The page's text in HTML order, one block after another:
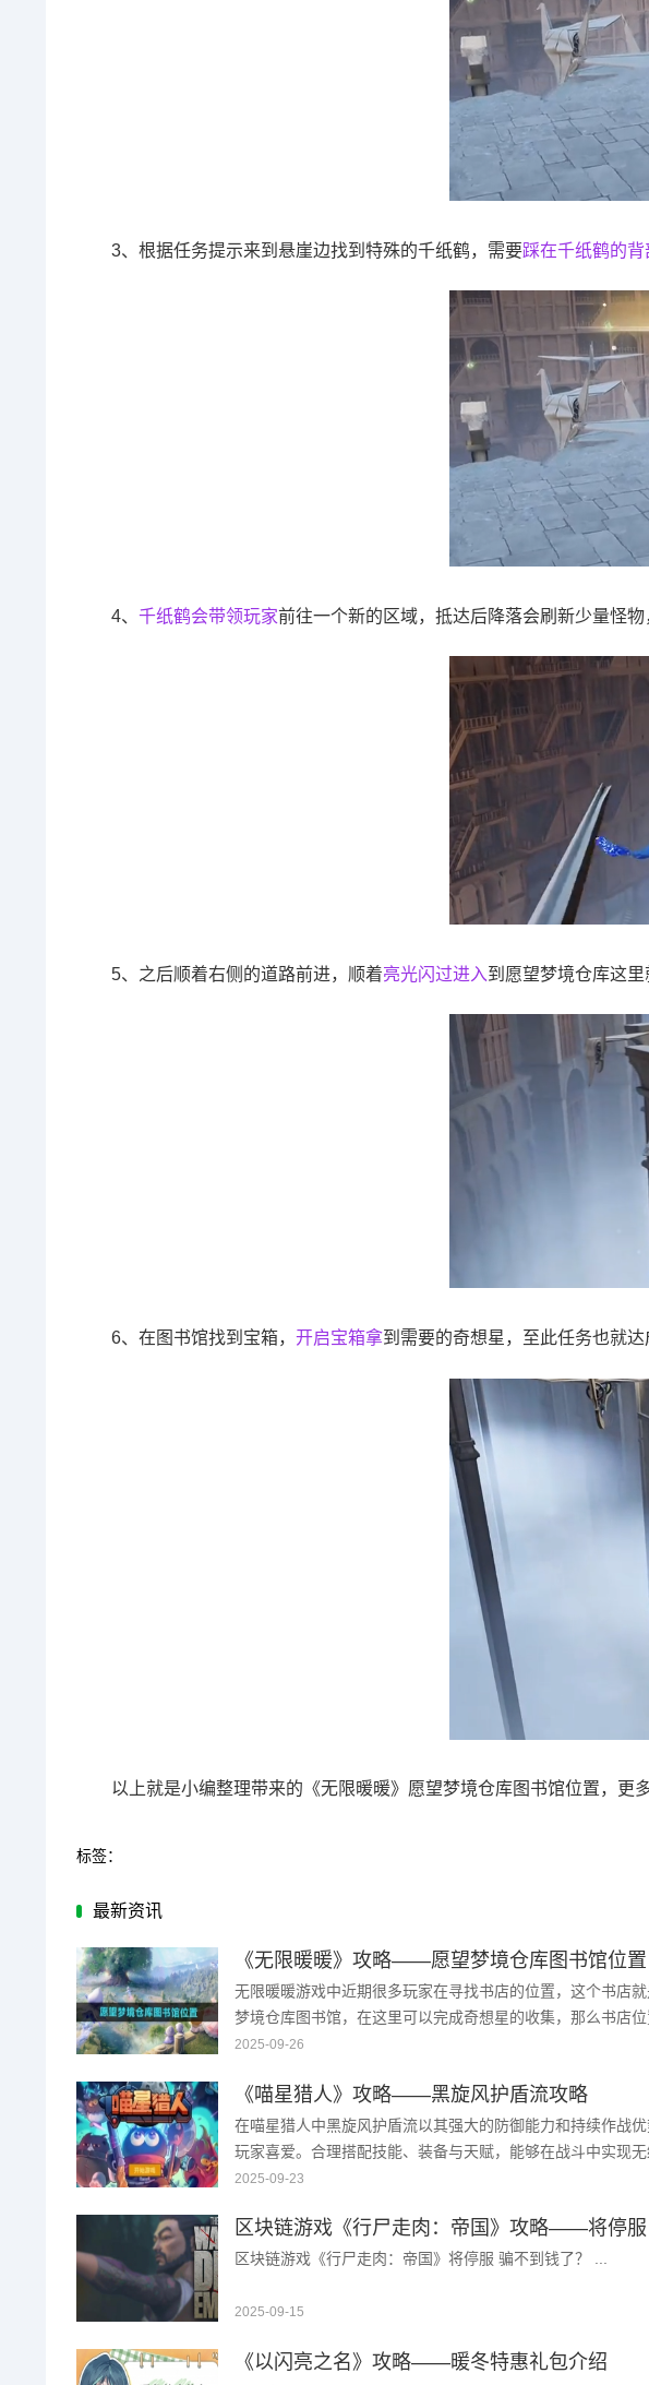
3、根据任务提示来到悬崖边找到特殊的千纸鹤，需要踩在千纸鹤的背
4、 千纸鹤会带领玩家前往一个新的区域，抵达后降落会刷新少量怪物
5、之后顺着右侧的道路前进，顺着亮光闪过进入到愿望梦境仓库这里
6、在图书馆找到宝箱， 开启宝箱拿到需要的奇想星，至此任务也就达
以上就是小编整理带来的《无限暖暖》愿望梦境仓库图书馆位置，更
标签：
最新资讯
《无限暖暖》攻略——愿望梦境仓库图书馆位置
无限暖暖游戏中近期很多玩家在寻找书店的位置，这个书店
梦境仓库图书馆，在这里可以完成奇想星的收集，那么书店
呢？当前还是有小伙伴没有找到，为了解答疑惑，下面小编整
2025-09-26
《喵星猎人》攻略——黑旋风护盾流攻略
在喵星猎人中黑旋风护盾流以其强大的防御能力和持续作战
玩家喜爱。合理搭配技能、装备与天赋，能够在战斗中实现
覆盖，极大提高生存率。如何组建这一流派，并发挥其最大潜
2025-09-23
区块链游戏《行尸走肉：帝国》将停服 骗不到钱了？ ...
2025-09-15
《以闪亮之名》攻略——暖冬特惠礼包介绍